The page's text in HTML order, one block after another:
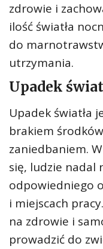
zdrowie i
ilość światła
do
utrzymania.
Upadek
Upadek światła
brakiem
zaniedbaniem.
się, ludzie nadal
odpowiedniego
i miejscach
na zdrowie i
prowadzić do